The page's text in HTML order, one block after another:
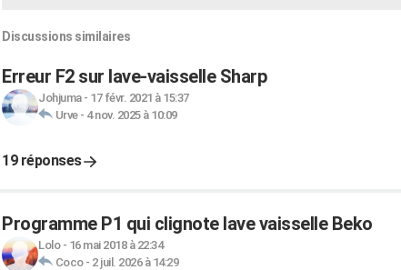
Discussions similaires
Erreur F2 sur lave-vaisselle Sharp
Johjuma- 17 févr. 2021 à 15:37
Urve- 4 nov. 2025 à 10:09
19 réponses
Programme P1 qui clignote lave vaisselle Beko
Lolo- 16 mai 2018 à 22:34
Coco- 2 juil. 2026 à 14:29